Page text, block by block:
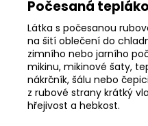
Počesaná
Látka s počesanou
na šití oblečení do
zimního nebo jarního
mikinu, mikinové šaty,
nákrčník, šálu nebo
z rubové strany krátký
hřejivost a hebkost.